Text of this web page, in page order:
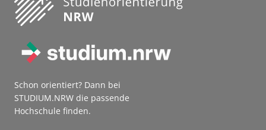
Schon orientiert? Dann bei
STUDIUM.NRW die passende
Hochschule finden.